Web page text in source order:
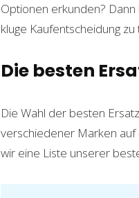
Optionen erkunden?
kluge Kaufentscheidung
Die besten
Die Wahl der besten
verschiedener Marken auf
wir eine Liste unserer